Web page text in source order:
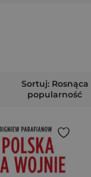
Sortuj: Rosnąca
popularność